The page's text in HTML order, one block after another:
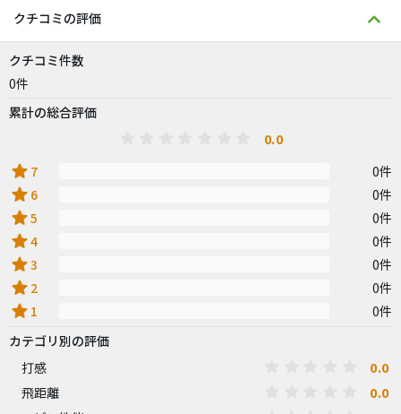
クチコミの評価
クチコミ件数
0件
累計の総合評価
0.0
star 7 0件
star 6 0件
star5 0件
star4 0件
star3 0件
star 2 0件
star 1
0件
カテゴリ別の評価
打感
0.0
飛距離 0.0